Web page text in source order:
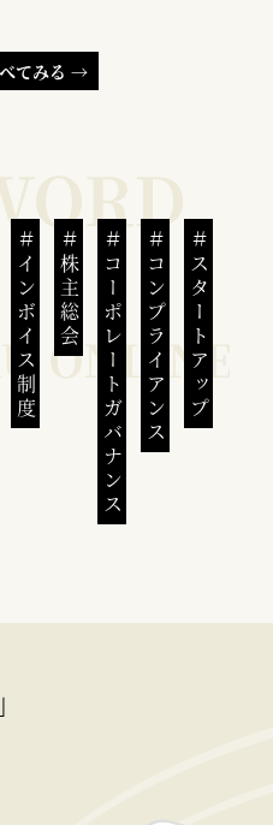
てみる →
インボイス制度 株主総会 コーポレートガバナンスコンプライアンススタートアップ